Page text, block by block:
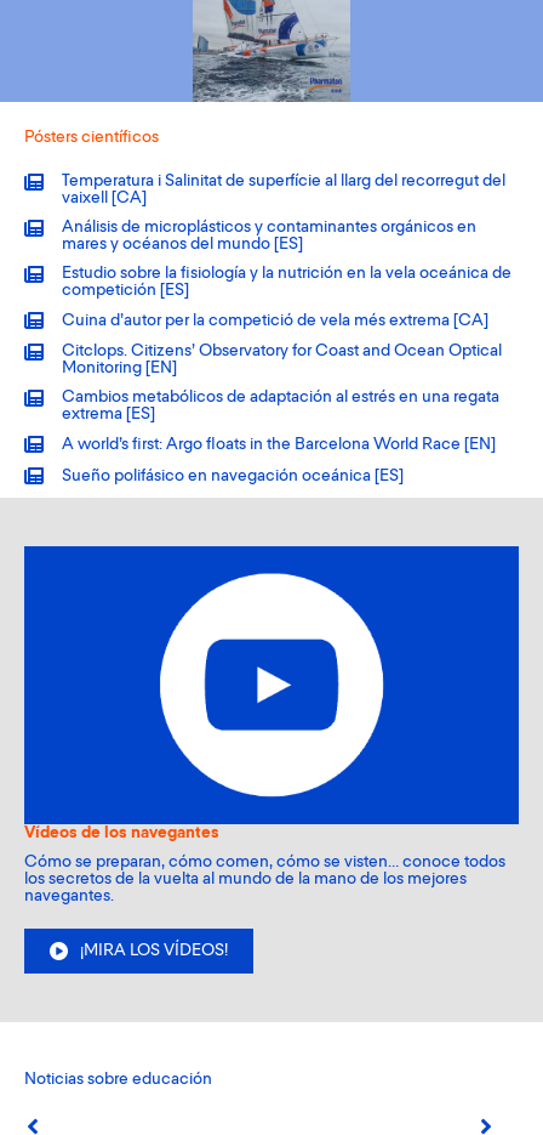
Pósters científicos
Temperatura i Salinitat de superfície al llarg del recorregut del
vaixell [CA]
Análisis de microplásticos y contaminantes orgánicos en
mares y océanos del mundo [ES]
Estudio sobre la fisiología y la nutrición en la vela oceánica de
competición [ES]
Cuina d’autor per la competició de vela més extrema [CA]
Citclops. Citizens’ Observatory for Coast and Ocean Optical
Monitoring [EN]
Cambios metabólicos de adaptación al estrés en una regata
extrema [ES]
A world’s first: Argo floats in the Barcelona World Race [EN]
Sueño polifásico en navegación oceánica [ES]
Vídeos de los navegantes
Cómo se preparan, cómo comen, cómo se visten… conoce todos
los secretos de la vuelta al mundo de la mano de los mejores
navegantes.
¡MIRA LOS VÍDEOS!
Noticias sobre educación